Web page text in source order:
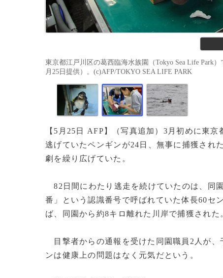
東京都江戸川区の葛西臨海水族園（Tokyo Sea Life Park
月25日提供）。(c)AFP/TOKYO SEA LIFE PARK
【5月25日 AFP】（写真追加）3月初めに東
逃げていたペンギンが24日、無事に捕獲され
劇を繰り広げていた。
82日間にわたり逃走を続けていたのは、同
番」という認識番号で呼ばれていた体長60セ
ば、同園から約8キロ離れた川岸で捕獲された
目撃者からの通報を受けた同園職員2人が
ンは健康上の問題はなく元気だという。